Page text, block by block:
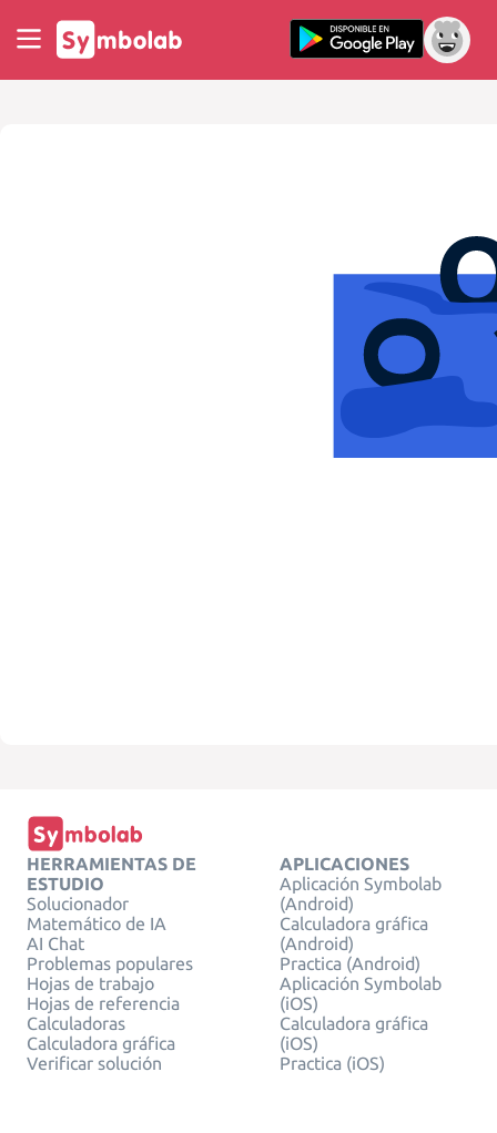
HERRAMIENTAS DE
ESTUDIO
Solucionador
Matemático de IA
AI Chat
Problemas populares
Hojas de trabajo
Hojas de referencia
Calculadoras
Calculadora gráfica
Verificar solución
APLICACIONES
Aplicación Symbolab
(Android)
Calculadora gráfica
(Android)
Practica (Android)
Aplicación Symbolab
(iOS)
Calculadora gráfica
(iOS)
Practica (iOS)